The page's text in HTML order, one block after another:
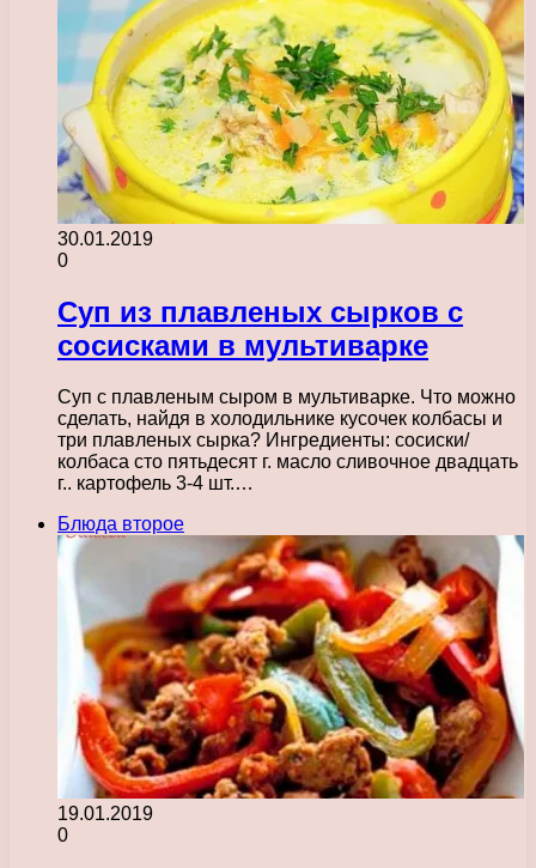
30.01.2019
0
Суп из плавленых сырков с
сосисками в мультиварке
Суп с плавленым сыром в мультиварке. Что можно
сделать, найдя в холодильнике кусочек колбасы и
три плавленых сырка? Ингредиенты: сосиски/
колбаса сто пятьдесят г. масло сливочное двадцать
г.. картофель 3-4 шт.…
Блюда второе
19.01.2019
0